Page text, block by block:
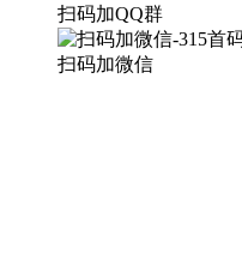
扫码加QQ群
扫码加微信